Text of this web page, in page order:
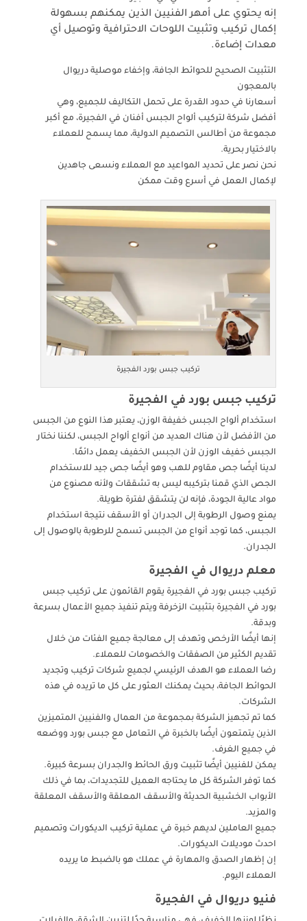
إنه يحتوي على أمهر الفنيين الذين يمكنهم بسهولة
إكمال تركيب وتثبيت اللوحات الاحترافية وتوصيل أي
معدات إضاءة.
التثبيت الصحيح للحوائط الجافة، وإخفاء موصلية دريوال
بالمعجون
أسعارنا في حدود القدرة على تحمل التكاليف للجميع، وهي
أفضل شركة لتركيب ألواح الجبس أفنان في الفجيرة، مع أكبر
مجموعة من أطالس التصميم الدولية، مما يسمح للعملاء
بالاختيار بحرية.
نحن نصر على تحديد المواعيد مع العملاء ونسعى جاهدين
لإكمال العمل في أسرع وقت ممكن
تركيب جبس بورد الفجيرة
تركيب جبس بورد في الفجيرة
استخدام ألواح الجبس خفيفة الوزن، يعتبر هذا النوع من الجبس
من الأفضل لأن هناك العديد من أنواع ألواح الجبس، لكننا نختار
الجبس خفيف الوزن لأن الجبس الخفيف يعمل دائمًا.
لدينا أيضًا جص مقاوم للهب وهو أيضًا جص جيد للاستخدام
الجص الذي قمنا بتركيبه ليس به تشققات ولأنه مصنوع من
مواد عالية الجودة، فإنه لن يتشقق لفترة طويلة.
يمنع وصول الرطوبة إلى الجدران أو الأسقف نتيجة استخدام
الجبس، كما توجد أنواع من الجبس تسمح للرطوبة بالوصول إلى
الجدران.
معلم دريوال في الفجيرة
تركيب جبس بورد في الفجيرة يقوم القائمون على تركيب جبس
بورد في الفجيرة بتثبيت الزخرفة ويتم تنفيذ جميع الأعمال بسرعة
وبدقة.
إنها أيضًا الأرخص وتهدف إلى معالجة جميع الفئات من خلال
تقديم الكثير من الصفقات والخصومات للعملاء.
رضا العملاء هو الهدف الرئيسي لجميع شركات تركيب وتجديد
الحوائط الجافة، بحيث يمكنك العثور على كل ما تريده في هذه
الشركات.
كما تم تجهيز الشركة بمجموعة من العمال والفنيين المتميزين
الذين يتمتعون أيضًا بالخبرة في التعامل مع جبس بورد ووضعه
في جميع الغرف.
يمكن للفنيين أيضًا تثبيت ورق الحائط والجدران بسرعة كبيرة.
كما توفر الشركة كل ما يحتاجه العميل للتجديدات، بما في ذلك
الأبواب الخشبية الحديثة والأسقف المعلقة والأسقف المعلقة
والمزيد.
جميع العاملين لديهم خبرة في عملية تركيب الديكورات وتصميم
احدث موديلات الديكورات.
إن إظهار الصدق والمهارة في عملك هو بالضبط ما يريده
العملاء اليوم.
فنيو دريوال في الفجيرة